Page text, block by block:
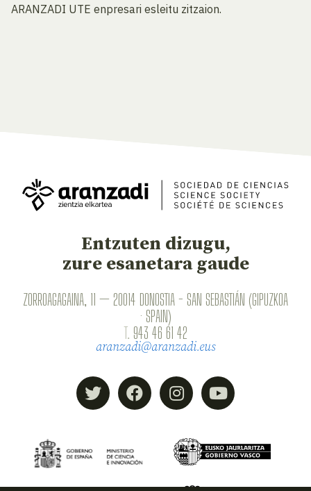
ARANZADI UTE enpresari esleitu zitzaion.
Entzuten dizugu,
zure esanetara gaude
ZORROAGAGAINA, 11 — 20014 DONOSTIA - SAN SEBASTIÁN (GIPUZKOA
· SPAIN)
T. 943 46 61 42
aranzadi@aranzadi.eus